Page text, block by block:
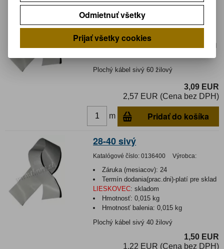
28-60 sivý
015227
Záruka (mesiacov):
Termín dodania(prac.dni)-platí pre sklad
Plochý kábel sivý 60 žilový
3,09 EUR
2,57 EUR (Cena bez DPH)
m Pridať do košíka
28-40 sivý
Katalógové číslo: 0136400 Výrobca:
Záruka (mesiacov): 24
Termín dodania(prac.dni)-platí pre sklad
LIESKOVEC: skladom
Hmotnosť:0,015 kg
Hmotnosť balenia:0,015 kg
Plochý kábel sivý 40 žilový
1,50 EUR
1,22 EUR (Cena bez DPH)
Odmietnuť všetky
Prijať všetky cookies